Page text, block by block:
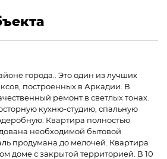
города.. Это один из лучших
построенных в Аркадии. В
ремонт в светлых тонах.
кухню-студию, спальную
Квартира полностью
необходимой бытовой
продумана до мелочей. Квартира
доме с закрытой территорией. В 10